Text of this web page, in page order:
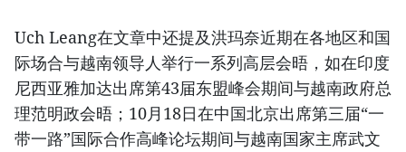
Uch Leang在文章中还提及洪玛奈近期在各地区和国
际场合与越南领导人举行一系列高层会晤，如在印度
尼西亚雅加达出席第43届东盟峰会期间与越南政府总
理范明政会晤；10月18日在中国北京出席第三届“一
带一路”国际合作高峰论坛期间与越南国家主席武文